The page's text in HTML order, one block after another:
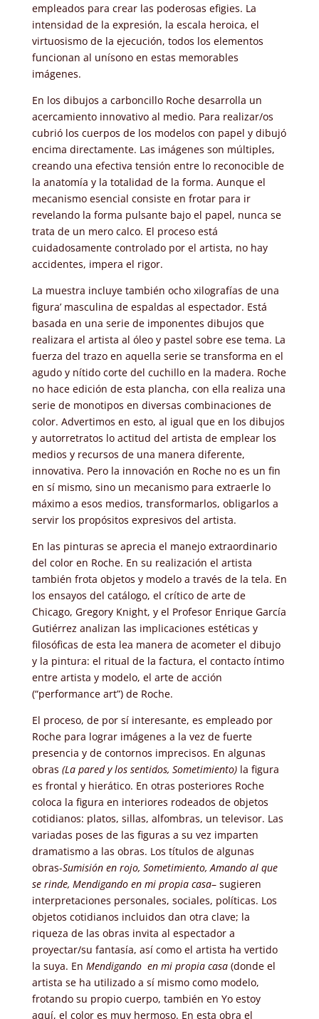
empleados para crear las poderosas efigies. La
intensidad de la expresión, la escala heroica, el
virtuosismo de la ejecución, todos los elementos
funcionan al unísono en estas memorables
imágenes.
En los dibujos a carboncillo Roche desarrolla un
acercamiento innovativo al medio. Para realizar/os
cubrió los cuerpos de los modelos con papel y dibujó
encima directamente. Las imágenes son múltiples,
creando una efectiva tensión entre lo reconocible de
la anatomía y la totalidad de la forma. Aunque el
mecanismo esencial consiste en frotar para ir
revelando la forma pulsante bajo el papel, nunca se
trata de un mero calco. El proceso está
cuidadosamente controlado por el artista, no hay
accidentes, impera el rigor.
La muestra incluye también ocho xilografías de una
figura’ masculina de espaldas al espectador. Está
basada en una serie de imponentes dibujos que
realizara el artista al óleo y pastel sobre ese tema. La
fuerza del trazo en aquella serie se transforma en el
agudo y nítido corte del cuchillo en la madera. Roche
no hace edición de esta plancha, con ella realiza una
serie de monotipos en diversas combinaciones de
color. Advertimos en esto, al igual que en los dibujos
y autorretratos lo actitud del artista de emplear los
medios y recursos de una manera diferente,
innovativa. Pero la innovación en Roche no es un fin
en sí mismo, sino un mecanismo para extraerle lo
máximo a esos medios, transformarlos, obligarlos a
servir los propósitos expresivos del artista.
En las pinturas se aprecia el manejo extraordinario
del color en Roche. En su realización el artista
también frota objetos y modelo a través de la tela. En
los ensayos del catálogo, el crítico de arte de
Chicago, Gregory Knight, y el Profesor Enrique García
Gutiérrez analizan las implicaciones estéticas y
filosóficas de esta lea manera de acometer el dibujo
y la pintura: el ritual de la factura, el contacto íntimo
entre artista y modelo, el arte de acción
(“performance art”) de Roche.
El proceso, de por sí interesante, es empleado por
Roche para lograr imágenes a la vez de fuerte
presencia y de contornos imprecisos. En algunas
obras (La pared y los sentidos, Sometimiento)la figura
es frontal y hierático. En otras posteriores Roche
coloca la figura en interiores rodeados de objetos
cotidianos: platos, sillas, alfombras, un televisor. Las
variadas poses de las figuras a su vez imparten
dramatismo a las obras. Los títulos de algunas
obras-Sumisión en rojo, Sometimiento, Amando al que
se rinde, Mendigando en mi propia casa– sugieren
interpretaciones personales, sociales, políticas. Los
objetos cotidianos incluidos dan otra clave; la
riqueza de las obras invita al espectador a
proyectar/su fantasía, así como el artista ha vertido
la suya. En Mendigando en mi propia casa (donde el
artista se ha utilizado a sí mismo como modelo,
frotando su propio cuerpo, también en Yo estoy
aquí, el color es muy hermoso. En esta obra el